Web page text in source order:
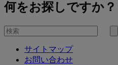
何をお探しですか？
を
検
サイトマップ
お問い合わせ